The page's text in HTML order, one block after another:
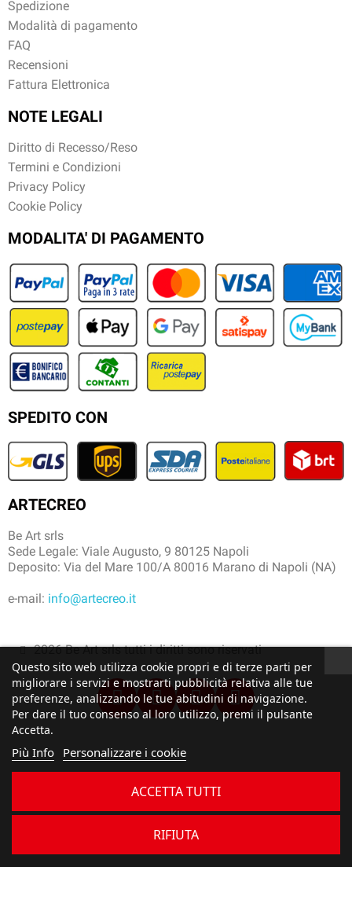
Spedizione
Modalità di pagamento
FAQ
Recensioni
Fattura Elettronica
NOTE LEGALI
Diritto di Recesso/Reso
Termini e Condizioni
Privacy Policy
Cookie Policy
MODALITA' DI PAGAMENTO
SPEDITO CON
ARTECREO
Be Art srls
Sede Legale: Viale Augusto, 9 80125 Napoli
Deposito: Via del Mare 100/A 80016 Marano di Napoli (NA)
e-mail: info@artecreo.it
2026 Be Art srls tutti i diritti sono riservati
Questo sito web utilizza cookie propri e di terze parti per
migliorare i servizi e mostrarti pubblicità relativa alle tue
preferenze, analizzando le tue abitudini di navigazione.
Per dare il tuo consenso al loro utilizzo, premi il pulsante
Accetta.
Più Info Personalizzare i cookie
RIFIUTA
ACCETTA TUTTI